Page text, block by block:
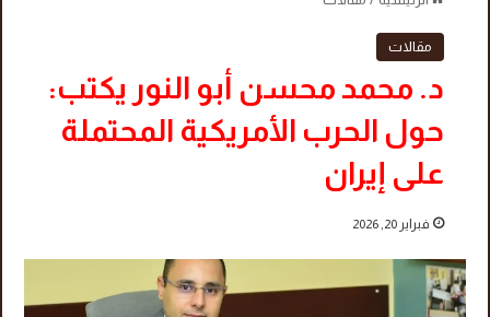
مقالات
د. محمد محسن أبو النور يكتب:
حول الحرب الأمريكية المحتملة
على إيران
فبراير 20, 2026